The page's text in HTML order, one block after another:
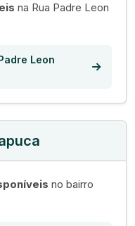
na Rua Padre Leon
Leon
no bairro